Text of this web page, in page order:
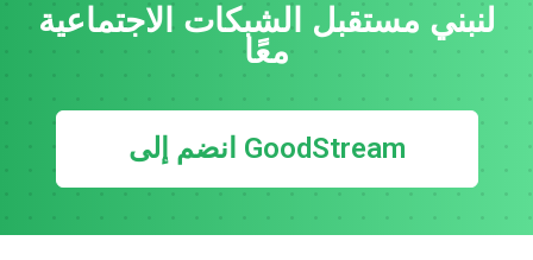
لنبني مستقبل الشبكات الاجتماعية
معًا
انضم إلى GoodStream